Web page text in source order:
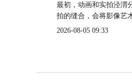
最初，动画和实拍泾渭
拍的缝合，会将影像艺
2026-08-05 09:33